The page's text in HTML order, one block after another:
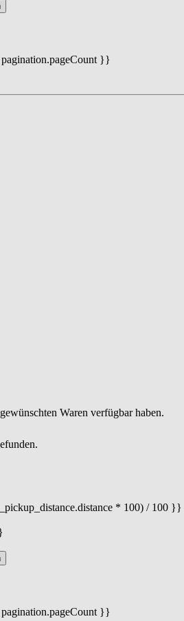
}}
Waren verfügbar haben.
* 100) / 100
}}